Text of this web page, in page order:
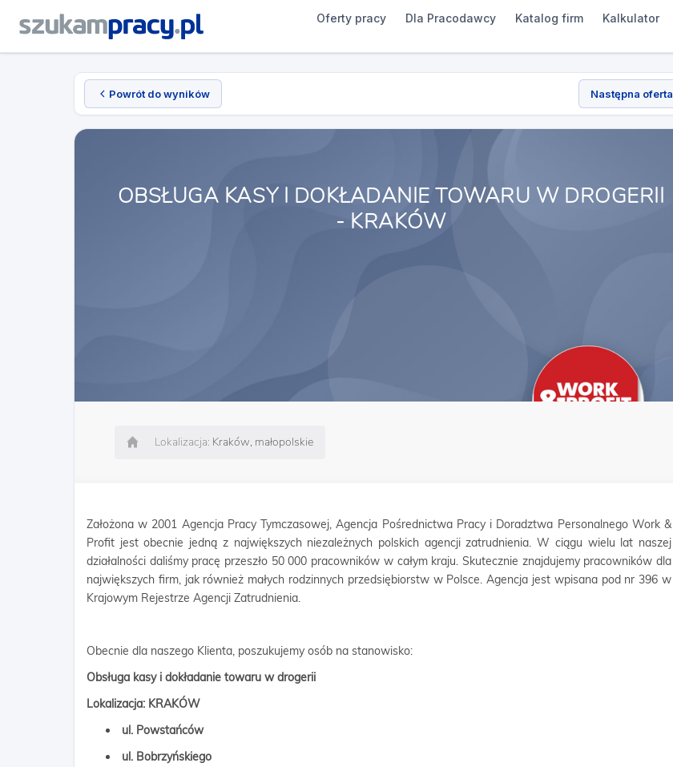
Oferty pracy Dla Pracodawcy Katalog firm Kalkulator
Powrót do wyników Następna oferta
OBSŁUGA KASY I DOKŁADANIE TOWARU W DROGERII
- KRAKÓW
Lokalizacja: Kraków, małopolskie
Założona w 2001 Agencja Pracy Tymczasowej, Agencja Pośrednictwa Pracy i Doradztwa Personalnego Work &
Profit jest obecnie jedną z największych niezależnych polskich agencji zatrudnienia. W ciągu wielu lat naszej
działalności daliśmy pracę przeszło 50 000 pracowników w całym kraju. Skutecznie znajdujemy pracowników dla
największych firm, jak również małych rodzinnych przedsiębiorstw w Polsce. Agencja jest wpisana pod nr 396 w
Krajowym Rejestrze Agencji Zatrudnienia.
Obecnie dla naszego Klienta, poszukujemy osób na stanowisko:
Obsługa kasy i dokładanie towaru w drogerii
Lokalizacja: KRAKÓW
ul. Powstańców
ul. Bobrzyńskiego